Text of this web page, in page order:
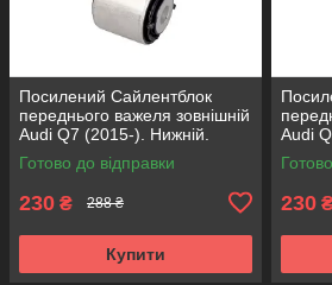
Посилений Сайлентблок
переднього важеля зовнішній
Audi Q7 (2015-). Нижній.
КОРЕЯ Acsuss! FE175192 ,
VKDS331087
Готово до відправки
230 ₴ 288 ₴
Купити
Audi
230